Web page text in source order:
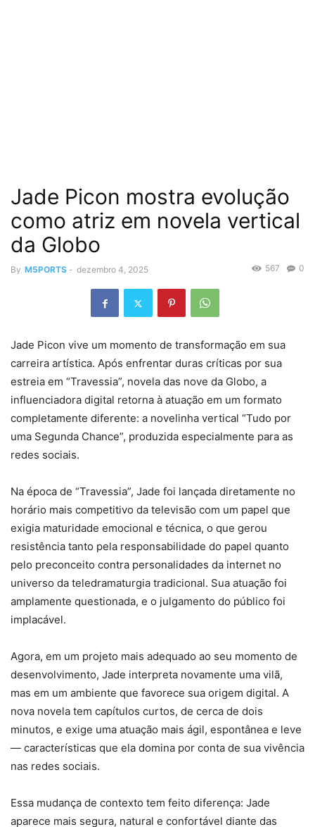
Jade Picon mostra evolução
como atriz em novela vertical
da Globo
By M5PORTS - dezembro 4, 2025 0
567
Jade Picon vive um momento de transformação em sua
carreira artística. Após enfrentar duras críticas por sua
estreia em “Travessia”, novela das nove da Globo, a
influenciadora digital retorna à atuação em um formato
completamente diferente: a novelinha vertical “Tudo por
uma Segunda Chance”, produzida especialmente para as
redes sociais.
Na época de “Travessia”, Jade foi lançada diretamente no
horário mais competitivo da televisão com um papel que
exigia maturidade emocional e técnica, o que gerou
resistência tanto pela responsabilidade do papel quanto
pelo preconceito contra personalidades da internet no
universo da teledramaturgia tradicional. Sua atuação foi
amplamente questionada, e o julgamento do público foi
implacável.
Agora, em um projeto mais adequado ao seu momento de
desenvolvimento, Jade interpreta novamente uma vilã,
mas em um ambiente que favorece sua origem digital. A
nova novela tem capítulos curtos, de cerca de dois
minutos, e exige uma atuação mais ágil, espontânea e leve
— características que ela domina por conta de sua vivência
nas redes sociais.
Essa mudança de contexto tem feito diferença: Jade
aparece mais segura, natural e confortável diante das